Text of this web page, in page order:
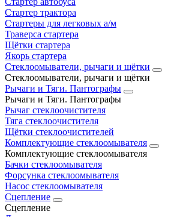
Стартер трактора
Стартеры для легковых а/м
Траверса стартера
Щётки стартера
Якорь стартера
Стеклоомыватели, рычаги и щётки
Стеклоомыватели, рычаги и щётки
Рычаги и Тяги. Пантографы
Рычаги и Тяги. Пантографы
Рычаг стеклоочистителя
Тяга стеклоочистителя
Щётки стеклоочистителей
Комплектующие стеклоомывателя
Комплектующие стеклоомывателя
Бачки стеклоомывателя
Форсунка стеклоомывателя
Насос стеклоомывателя
Сцепление
Сцепление